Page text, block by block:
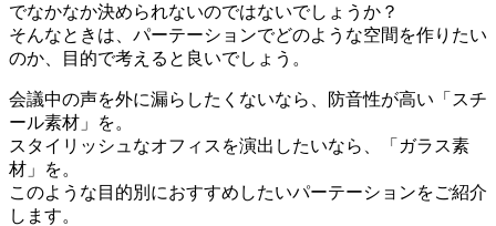
でなかなか決められないのではないでしょうか？
そんなときは、パーテーションでどのような空間を作りたい
のか、
目的で考えると良いでしょう。
会議中の声を外に漏らしたくないなら、防音性が高い「スチ
ール素材」を。
スタイリッシュなオフィスを演出したいなら、「ガラス素
材」を。
このような目的別におすすめしたいパーテーションをご紹介
します。